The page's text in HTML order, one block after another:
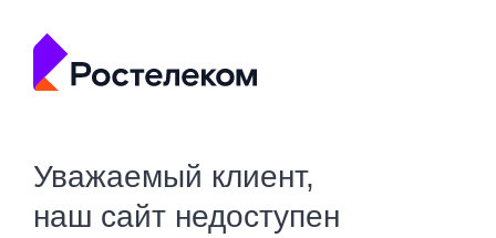
Уважаемый клиент,
наш сайт недоступен